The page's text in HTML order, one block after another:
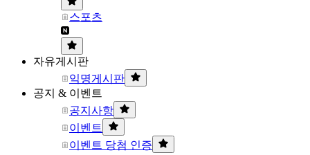
스포츠
자유게시판
익명게시판
공지 & 이벤트
공지사항
이벤트
이벤트 당첨 인증